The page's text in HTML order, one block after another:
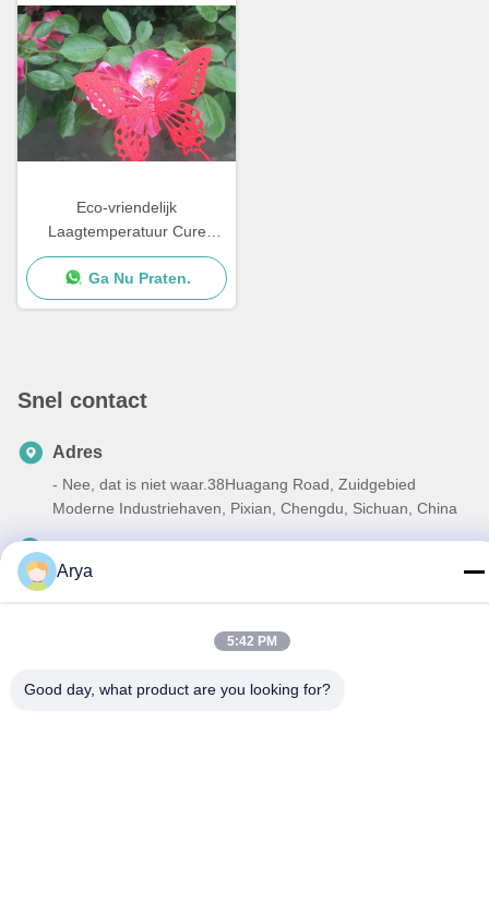
Eco-vriendelijk
Laagtemperatuur Cure
Poedercoatings
Zoutsproeiweerstand
Ga Nu Praten.
Snel contact
Adres
- Nee, dat is niet waar.38Huagang Road, Zuidgebied
Moderne Industriehaven, Pixian, Chengdu, Sichuan, China
86-18190826106
esu.sales7@hsindapowdercoating.com
Arya
5:42 PM
Good day, what product are you looking for?